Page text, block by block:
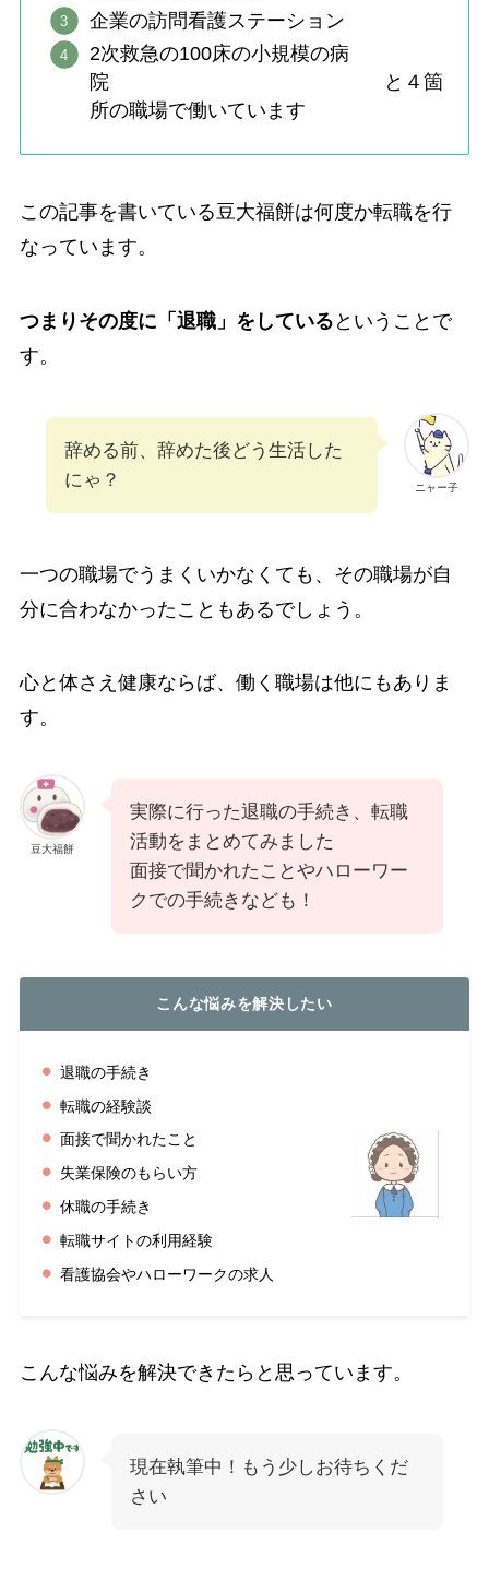
企業の訪問看護ステーション
2次救急の100床の小規模の病
院 と４箇
所の職場で働いています
この記事を書いている豆大福餅は何度か転職を行
なっています。
つまりその度に「退職」をしている ということで
す。
ニャー子
辞める前、辞めた後どう生活した
にゃ？
一つの職場でうまくいかなくても、その職場が自
分に合わなかったこともあるでしょう。
心と体さえ健康ならば、働く職場は他にもありま
す。
豆大福餅
実際に行った退職の手続き、転職
活動をまとめてみました
面接で聞かれたことやハローワー
クでの手続きなども！
こんな悩みを解決したい
退職の手続き
転職の経験談
面接で聞かれたこと
失業保険のもらい方
休職の手続き
転職サイトの利用経験
看護協会やハローワークの求人
こんな悩みを解決できたらと思っています。
現在執筆中！もう少しお待ちくだ
さい